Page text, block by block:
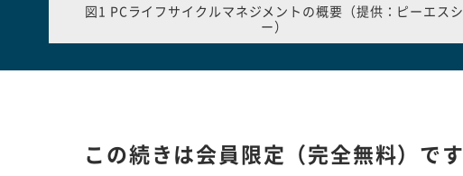
図1 PCライフサイクルマネジメントの概要（提供：ピーエスシ
ー）
この続きは会員限定（完全無料）です